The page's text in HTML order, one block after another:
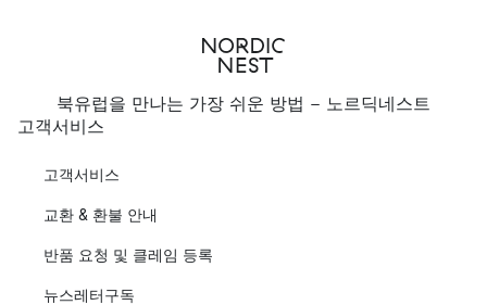
북유럽을 만나는 가장 쉬운 방법 - 노르딕네스트
고객서비스
고객서비스
교환 & 환불 안내
반품 요청 및 클레임 등록
뉴스레터구독